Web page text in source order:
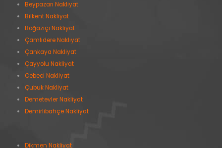
Beypazarı Nakliyat
Bilkent Nakliyat
Boğaziçi Nakliyat
Çamlıdere Nakliyat
Çankaya Nakliyat
Çayyolu Nakliyat
Cebeci Nakliyat
Çubuk Nakliyat
Demetevler Nakliyat
Demirlibahçe Nakliyat
Dikmen Nakliyat